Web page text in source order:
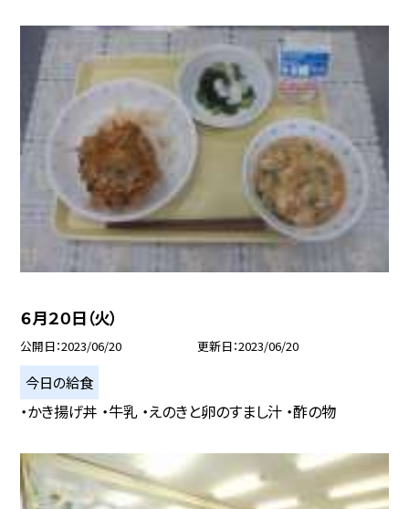
６月２０日（火）
公開日 2023/06/20 更新日 2023/06/20
今日の給食
・かき揚げ丼 ・牛乳 ・えのきと卵のすまし汁 ・酢の物